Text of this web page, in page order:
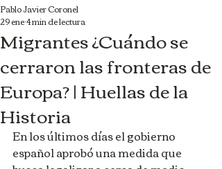
Migrantes ¿Cuándo se
cerraron las fronteras de
Europa? | Huellas de la
Historia
Pablo Javier Coronel
29 ene4 min de lectura
En los últimos días el gobierno
español aprobó una medida que